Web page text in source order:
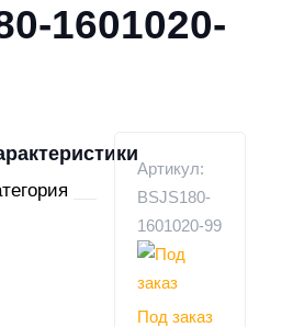
1601020-
Артикул:
BSJS180-
1601020-99
Под заказ